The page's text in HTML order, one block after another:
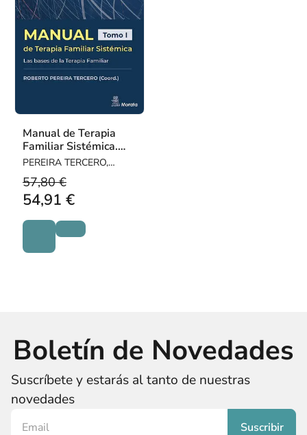
Manual de Terapia
Familiar Sistémica.
Las bases de la
Tomo I
PEREIRA TERCERO,
ROBERTO
57,80 €
54,91 €
Boletín de Novedades
Suscríbete y estarás al tanto de nuestras
novedades